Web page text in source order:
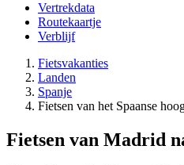
Vertrekdata
Routekaartje
Verblijf
Fietsvakanties
Landen
Spanje
Fietsen van het Spaanse
Fietsen van Madrid